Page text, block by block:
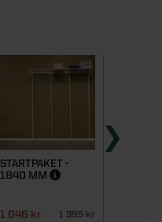
STARTPAKET -
1840 MM
1 046 kr 1 395 kr